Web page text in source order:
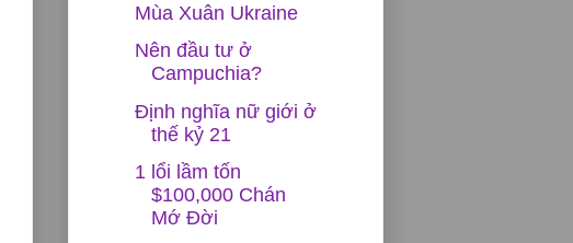
Mùa Xuân Ukraine
Nên đầu tư ở
Campuchia?
Định nghĩa nữ giới ở
thế kỷ 21
1 lổi lầm tốn
$100,000 Chán
Mớ Đời